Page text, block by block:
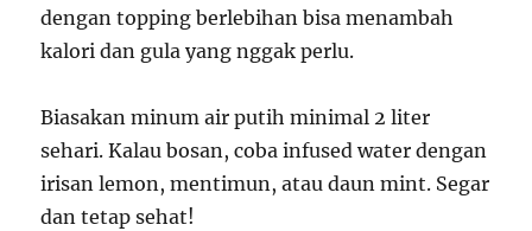
dengan topping berlebihan bisa menambah
kalori dan gula yang nggak perlu.
Biasakan minum air putih minimal 2 liter
sehari. Kalau bosan, coba infused water dengan
irisan lemon, mentimun, atau daun mint. Segar
dan tetap sehat!